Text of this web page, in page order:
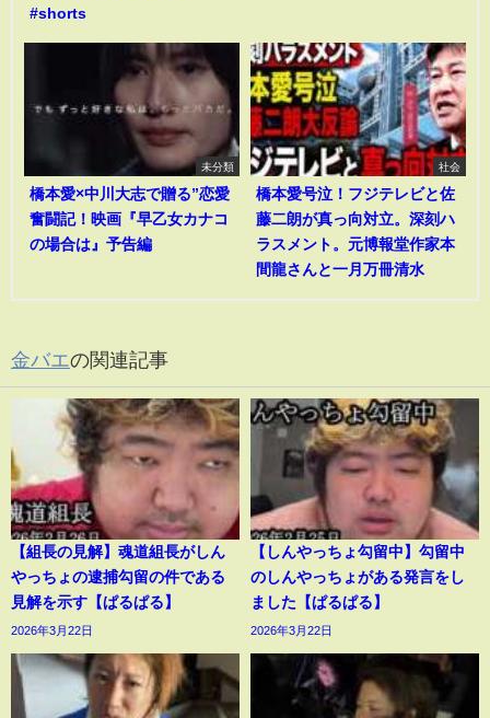
#shorts
未分類
橋本愛×中川大志で贈る”恋愛
奮闘記！映画『早乙女カナコ
の場合は』予告編
社会
橋本愛号泣！フジテレビと佐
藤二朗が真っ向対立。深刻ハ
ラスメント。元博報堂作家本
間龍さんと一月万冊清水
金バエの関連記事
【組長の見解】魂道組長がしん
やっちょの逮捕勾留の件である
見解を示す【ぱるぱる】
2026年3月22日
【しんやっちょ勾留中】勾留中
のしんやっちょがある発言をし
ました【ぱるぱる】
2026年3月22日